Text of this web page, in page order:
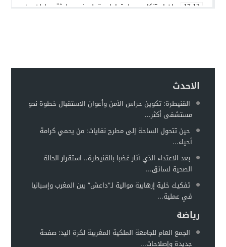
17:13 بيان استنكاري حول تداول مقطع فيديو لجثة مواطن من
هيئة الدفاع تثير حيثية التقادم لإسقاط تهمة النصب عن محمد
سيارة مجهولة تثير استنفارًا أمنيًا بحي الفوركي تابريكت – سلا
12:31 الغموض يلف حريقا في مركز صحي
الاحدث
القنيطرة: تكوين حراس الأمن وأعوان الاستقبال خطوة نحو
مستشفى أكثر...
حين تتحول الساحة إلى مطرح نفايات: من يحمي كرامة
أحياء...
بعد الاعتداء الذي أثار غضبا بالقنيطرة.. استقرار الحالة
الصحية لسائق...
تفكيك خلية إرهابية موالية لـ”داعش” بين المغرب وإسبانيا
في عملية...
رياضة
الجمع العام للجامعة الملكية المغربية لكرة اليد: صفحة
جديدة وإصلاحات...